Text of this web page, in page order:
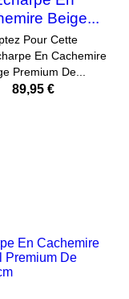
Beige...
Pour Cette
En Cachemire
Premium De...
89,95 €